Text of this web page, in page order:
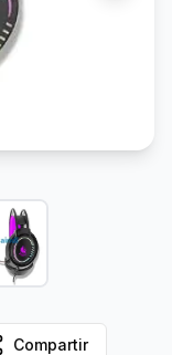
Compartir